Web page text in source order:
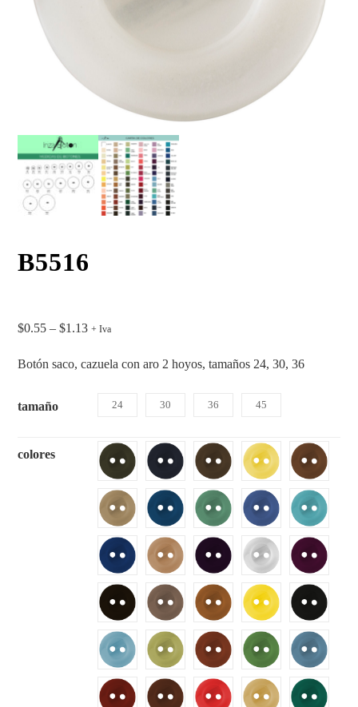
B5516
$0.55 – $1.13 + Iva
Botón saco, cazuela con aro 2 hoyos, tamaños 24, 30, 36
tamaño 24 30 36 45
colores